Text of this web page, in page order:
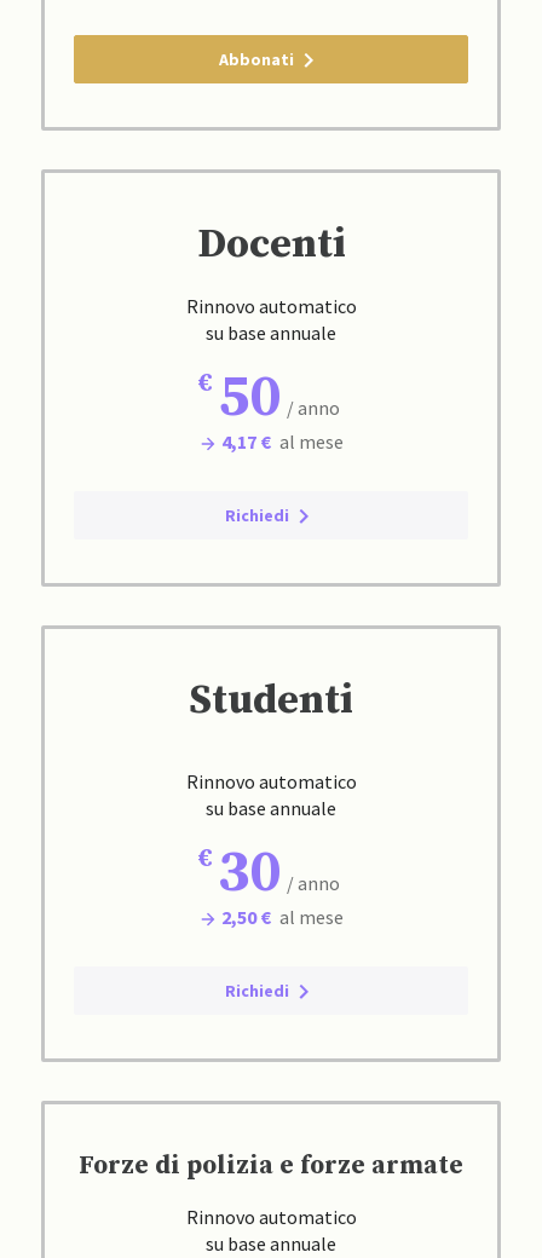
Abbonati
Docenti
Rinnovo automatico
su base annuale
50 / anno
4,17 € al mese
Richiedi
Studenti
Rinnovo automatico
su base annuale
30 / anno
2,50 € al mese
Richiedi
Forze di polizia e forze armate
Rinnovo automatico
su base annuale